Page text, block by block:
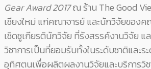
Gear Award 2017ณ ร้าน The Good
เชียงใหม่ แก่คณาจารย์ และนักวิจัยของค
เชิดชูเกียรตินักวิจัย ที่รังสรรค์งานวิจัย แ
วิชาการเป็นที่ยอมรับทั้งในระดับชาติและร
อุทิศตนเพื่อผลิตผลงานวิจัยและบริการวิช